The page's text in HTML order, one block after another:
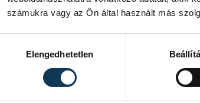
számukra vagy az Ön által használt más
Elengedhetetlen